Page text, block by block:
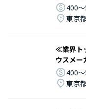
400
東京都
≪業界ト
ウスメー
400
東京都